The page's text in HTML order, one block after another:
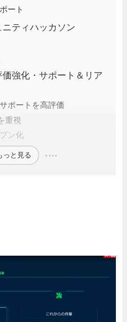
ート
ティハッカソン
強化・サポート＆リア
ポートを高評価
重視
ン化
っと見る